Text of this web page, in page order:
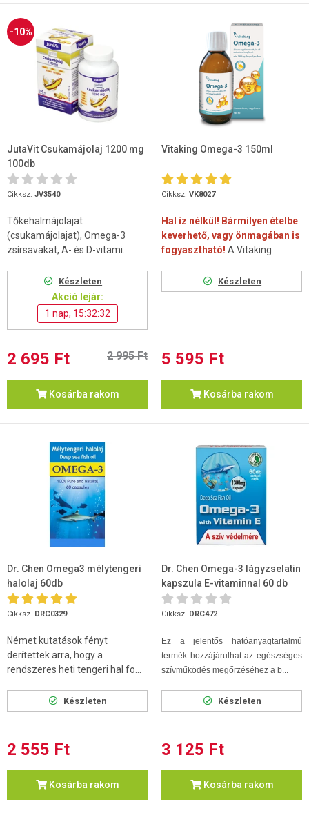
-10%
JutaVit Csukamájolaj 1200 mg
100db
Cikksz. JV3540
Tőkehalmájolajat
(csukamájolajat), Omega-3
zsírsavakat, A- és D-vitami...
Készleten
Akció lejár:
1 nap, 15:32:32
2 695 Ft 2 995 Ft
Kosárba rakom
Vitaking Omega-3 150ml
Cikksz. VK8027
Hal íz nélkül! Bármilyen ételbe
keverhető, vagy önmagában is
fogyasztható! A Vitaking ...
Készleten
5 595 Ft
Kosárba rakom
Dr. Chen Omega3 mélytengeri
halolaj 60db
Cikksz. DRC0329
Német kutatások fényt
derítettek arra, hogy a
rendszeres heti tengeri hal fo...
Készleten
2 555 Ft
Kosárba rakom
Dr. Chen Omega-3 lágyzselatin
kapszula E-vitaminnal 60 db
Cikksz. DRC472
Ez a jelentős hatóanyagtartalmú
termék hozzájárulhat az egészséges
szívműködés megőrzéséhez a b...
Készleten
3 125 Ft
Kosárba rakom